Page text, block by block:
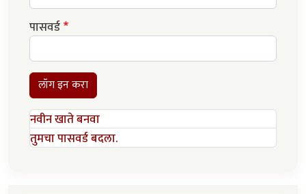
पासवर्ड
लॉग इन करा
नवीन खाते बनवा
तुमचा पासवर्ड बदला.